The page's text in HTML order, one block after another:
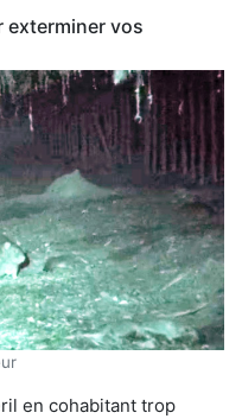
exterminer vos
en cohabitant trop